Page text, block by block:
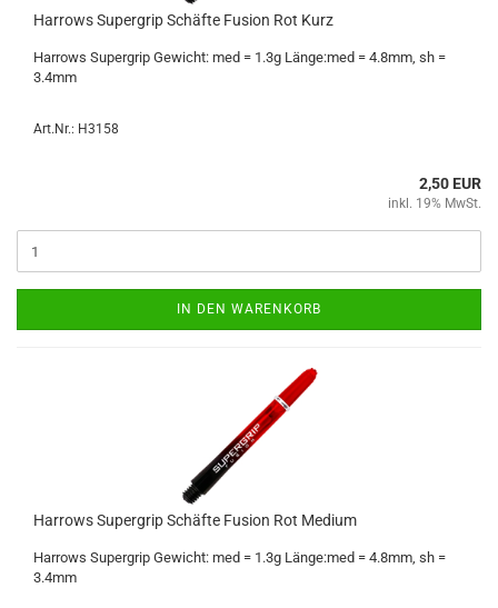
Har­rows Su­per­grip Schäf­te Fu­si­on Rot Kurz
Har­rows Su­per­grip Ge­wicht: med = 1.3g Länge:med = 4.8mm, sh =
3.4mm
Art.Nr.: H3158
2,50 EUR
inkl. 19% MwSt.
IN DEN WARENKORB
Har­rows Su­per­grip Schäf­te Fu­si­on Rot Me­di­um
Har­rows Su­per­grip Ge­wicht: med = 1.3g Länge:med = 4.8mm, sh =
3.4mm